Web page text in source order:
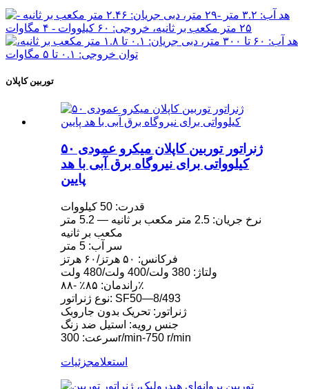
توربین کاپلان
ژنراتور توربین کاپلان میکرو عمودی ۵۰
کیلوواتی برای نیروگاه برق آبی با هد
پایین
قدرت: 50 کیلووات
نرخ جریان: 2.5 متر مکعب بر ثانیه — 5.2 متر
مکعب بر ثانیه
سر آب: 5 متر
فرکانس: ۵۰ هرتز/۶۰ هرتز
ولتاژ: 380 ولت/400 ولت/480 ولت
راندمان: ۸۵٪ -۸۸٪
نوع ژنراتور: SF50—8/493
ژنراتور: تحریک بدون جاروبک
جنس رویه: استیل ضد زنگ
سرعت: 300r/min-750 r/min
استعلامجزئیات